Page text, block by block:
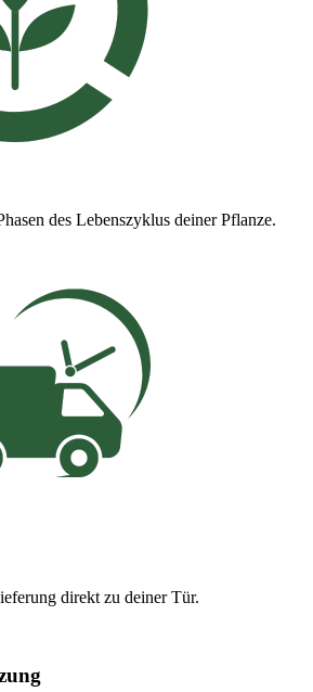
des Lebenszyklus deiner Pflanze.
direkt zu deiner Tür.